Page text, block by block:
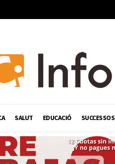
SALUT EDUCACIÓ SUCCESSOS